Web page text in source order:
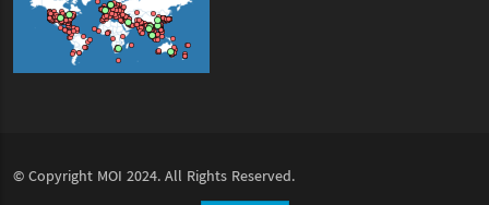
© Copyright MOI 2024. All Rights Reserved.